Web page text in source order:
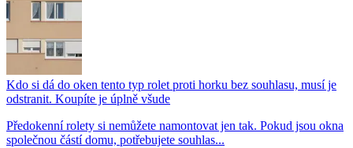
Kdo si dá do oken tento typ rolet proti horku bez souhlasu, musí je
odstranit. Koupíte je úplně všude
Předokenní rolety si nemůžete namontovat jen tak. Pokud jsou okna
společnou částí domu, potřebujete souhlas...